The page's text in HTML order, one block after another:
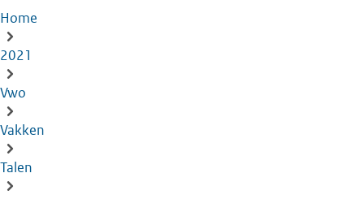
Kruimelpad
Home
2021
Vwo
Vakken
Talen